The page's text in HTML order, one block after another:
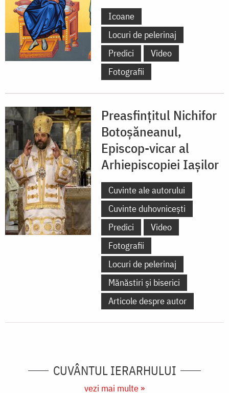
Icoane
Locuri de pelerinaj
Predici
Video
Fotografii
Preasfințitul Nichifor
Botoșăneanul,
Episcop-vicar al
Arhiepiscopiei Iașilor
Cuvinte ale autorului
Cuvinte duhovnicești
Predici
Video
Fotografii
Locuri de pelerinaj
Mănăstiri și biserici
Articole despre autor
CUVÂNTUL IERARHULUI
vezi mai multe »